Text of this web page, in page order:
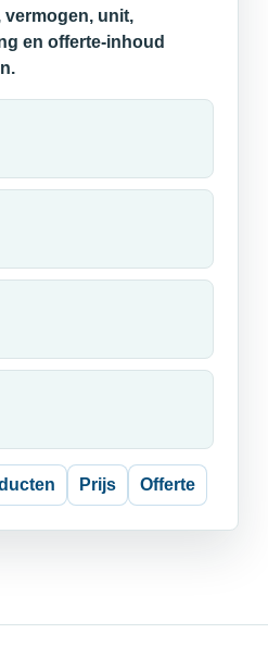
vermogen, unit,
en offerte-inhoud
Prijs Offerte